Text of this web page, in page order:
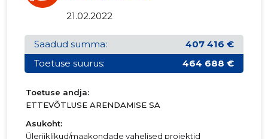
21.02.2022
Saadud summa:
407 416 €
Toetuse suurus:
464 688 €
Toetuse andja:
ETTEVÕTLUSE ARENDAMISE SA
Asukoht:
Üleriiklikud/maakondade vahelised projektid